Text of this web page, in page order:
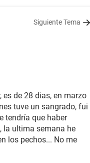
Siguiente Tema
de 28 dias, en marzo
tuve un sangrado, fui
tendría que haber
la ultima semana he
los pechos... No me